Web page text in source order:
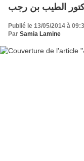
الطيب بن رجب
Publié le 13/05/2014 à
Par Samia Lamine